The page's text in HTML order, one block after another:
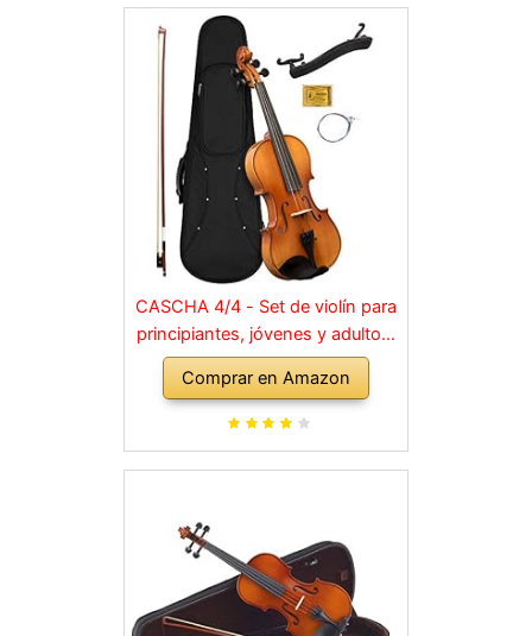
CASCHA 4/4 - Set de violín para
principiantes, jóvenes y adultos,
violín macizo con arco, colofonia,
cuerdas de repuesto, soporte
para hombro, maletín, abeto
Comprar en Amazon